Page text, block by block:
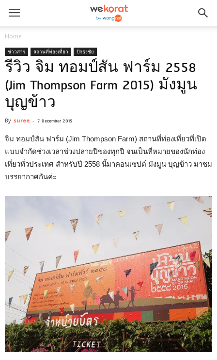
Home
ข่าวสาร สถานที่ท่องเที่ยว ปักธงชัย
รีวิว จิม ทอมป์สัน ฟาร์ม 2558
(Jim Thompson Farm 2015) มังมูน
บุญข้าว
By suree - 7 December 2015
จิม ทอมป์สัน ฟาร์ม (Jim Thompson Farm) สถานที่ท่องเที่ยวที่เปิด
แบบจำกัดช่วงเวลาช่วงปลายปีของทุกปี จนเป็นที่หมายของนักท่อง
เที่ยวทั่วประเทศ สำหรับปี 2558 นี้มาคอนเซปต์ มังมูน บุญข้าว มาชม
บรรยากาศกันค่ะ